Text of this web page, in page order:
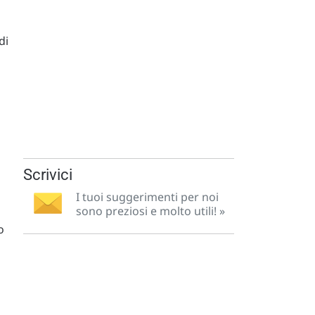
Scrivici
I tuoi suggerimenti per noi
sono preziosi e molto utili! »